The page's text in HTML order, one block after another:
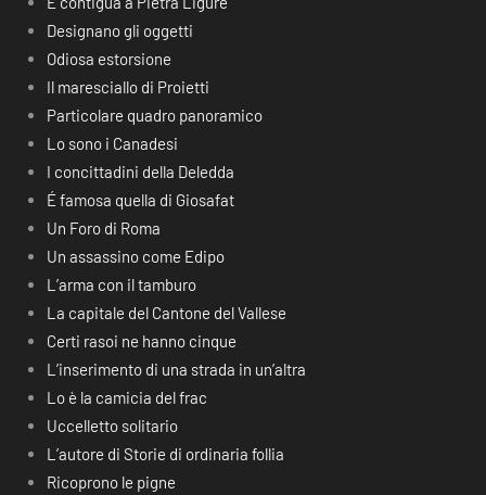
Designano gli oggetti
Odiosa estorsione
Il maresciallo di Proietti
Particolare quadro panoramico
Lo sono i Canadesi
I concittadini della Deledda
É famosa quella di Giosafat
Un Foro di Roma
Un assassino come Edipo
L’arma con il tamburo
La capitale del Cantone del Vallese
Certi rasoi ne hanno cinque
L’inserimento di una strada in un’altra
Lo è la camicia del frac
Uccelletto solitario
L’autore di Storie di ordinaria follia
Ricoprono le pigne